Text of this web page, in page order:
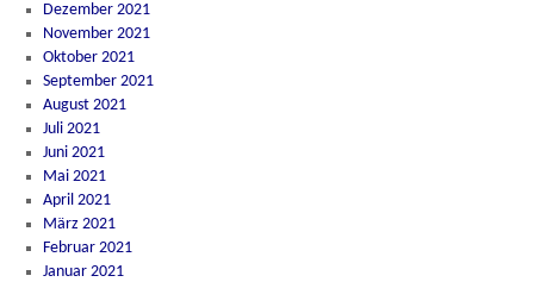
Dezember 2021
November 2021
Oktober 2021
September 2021
August 2021
Juli 2021
Juni 2021
Mai 2021
April 2021
März 2021
Februar 2021
Januar 2021